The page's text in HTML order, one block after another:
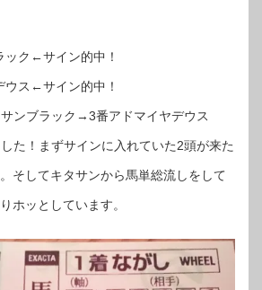
ック←サイン的中！
ウス←サイン的中！
ンブラック→3番アドマイヤデウス
た！まずサインに入れていた2頭が来た
そしてキタサンから馬単総流しをして
ホッとしています。